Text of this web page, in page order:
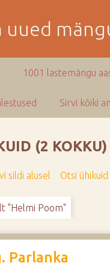
uued
1001 lastemängu
Sirvi kõiki
(2 KOKKU)
sildi alusel Otsi ühikuid
"Helmi Poom"
Parlanka